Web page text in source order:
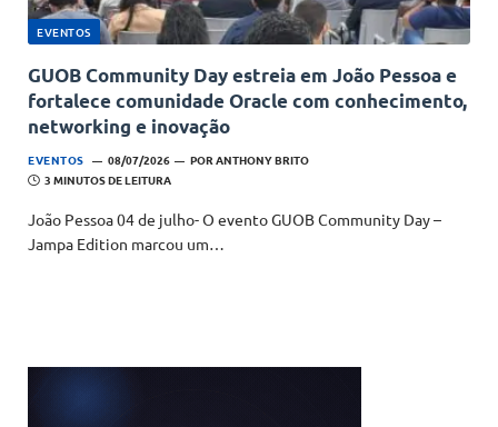
EVENTOS
GUOB Community Day estreia em João Pessoa e
fortalece comunidade Oracle com conhecimento,
networking e inovação
EVENTOS 08/07/2026 POR ANTHONY BRITO
3 MINUTOS DE LEITURA
João Pessoa 04 de julho- O evento GUOB Community Day –
Jampa Edition marcou um…